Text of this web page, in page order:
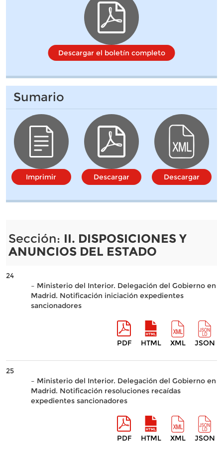
Descargar el boletín completo
Sumario
Imprimir Descargar Descargar
Sección: II. DISPOSICIONES Y
ANUNCIOS DEL ESTADO
24
– Ministerio del Interior. Delegación del Gobierno en
Madrid. Notificación iniciación expedientes
sancionadores
PDF HTML XML JSON
25
– Ministerio del Interior. Delegación del Gobierno en
Madrid. Notificación resoluciones recaídas
expedientes sancionadores
PDF HTML XML JSON